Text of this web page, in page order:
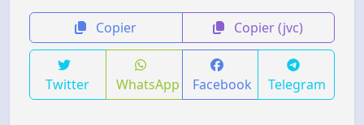
Copier Copier (jvc)
Twitter WhatsApp Facebook Telegram